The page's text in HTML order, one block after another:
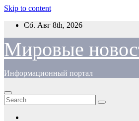
Skip to content
Сб. Авг 8th, 2026
Мировые
Информационный портал